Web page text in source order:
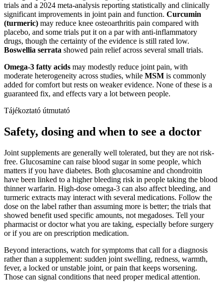
trials and a 2024 meta-analysis reporting statistically and clinically
significant improvements in joint pain and function. Curcumin
(turmeric) may reduce knee osteoarthritis pain compared with
placebo, and some trials put it on a par with anti-inflammatory
drugs, though the certainty of the evidence is still rated low.
Boswellia serrata showed pain relief across several small trials.
Omega-3 fatty acids may modestly reduce joint pain, with
moderate heterogeneity across studies, while MSM is commonly
added for comfort but rests on weaker evidence. None of these is a
guaranteed fix, and effects vary a lot between people.
Tájékoztató útmutató
Safety, dosing and when to see a doctor
Joint supplements are generally well tolerated, but they are not risk-
free. Glucosamine can raise blood sugar in some people, which
matters if you have diabetes. Both glucosamine and chondroitin
have been linked to a higher bleeding risk in people taking the blood
thinner warfarin. High-dose omega-3 can also affect bleeding, and
turmeric extracts may interact with several medications. Follow the
dose on the label rather than assuming more is better; the trials that
showed benefit used specific amounts, not megadoses. Tell your
pharmacist or doctor what you are taking, especially before surgery
or if you are on prescription medication.
Beyond interactions, watch for symptoms that call for a diagnosis
rather than a supplement: sudden joint swelling, redness, warmth,
fever, a locked or unstable joint, or pain that keeps worsening.
Those can signal conditions that need proper medical attention.